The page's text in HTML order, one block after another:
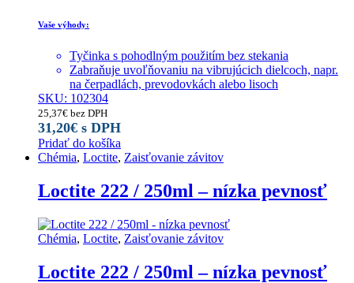
Vaše výhody:
Tyčinka s pohodlným použitím bez stekania
Zabraňuje uvoľňovaniu na vibrujúcich dielcoch, napr.
na čerpadlách, prevodovkách alebo lisoch
SKU: 102304
25,37€ bez DPH
31,20€ s DPH
Pridať do košíka
Chémia, Loctite, Zaisťovanie závitov
Loctite 222 / 250ml – nízka pevnosť
Chémia, Loctite, Zaisťovanie závitov
Loctite 222 / 250ml – nízka pevnosť